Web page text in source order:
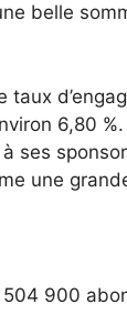
belle
taux
6,80
ses
une
900